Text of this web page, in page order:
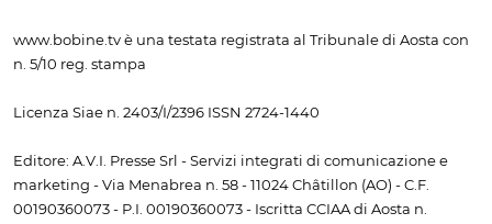
www.bobine.tv è una testata registrata al Tribunale di Aosta con
n. 5/10 reg. stampa
Licenza Siae n. 2403/I/2396 ISSN 2724-1440
Editore: A.V.I. Presse Srl - Servizi integrati di comunicazione e
marketing - Via Menabrea n. 58 - 11024 Châtillon (AO) - C.F.
00190360073 - P.I. 00190360073 - Iscritta CCIAA di Aosta n.